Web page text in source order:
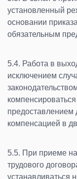
установленный
основании
обязательным
5.4. Работа в
исключением
предоставлением
компенсацией в
5.5. При приеме
трудового
устанавливаться